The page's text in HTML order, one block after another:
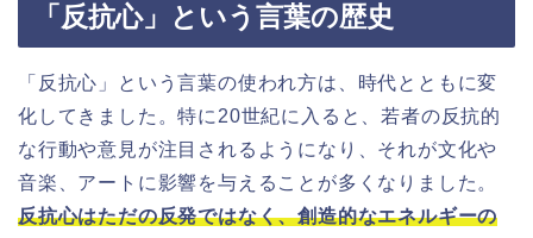
「反抗心」という言葉の歴史
「反抗心」という言葉の使われ方は、時代とともに変
化してきました。特に20世紀に入ると、若者の反抗的
な行動や意見が注目されるようになり、それが文化や
音楽、アートに影響を与えることが多くなりました。
反抗心はただの反発ではなく、創造的なエネルギーの